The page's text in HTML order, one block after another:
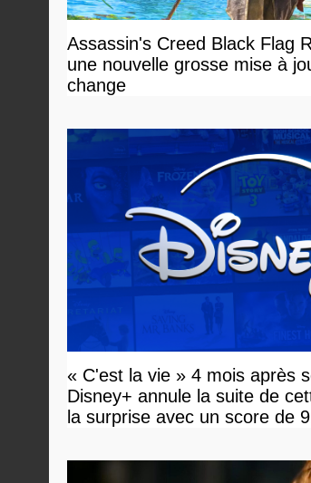
Assassin's Creed Black Flag
une nouvelle grosse mise à
change
« C'est la vie » 4 mois après
Disney+ annule la suite de
la surprise avec un score de